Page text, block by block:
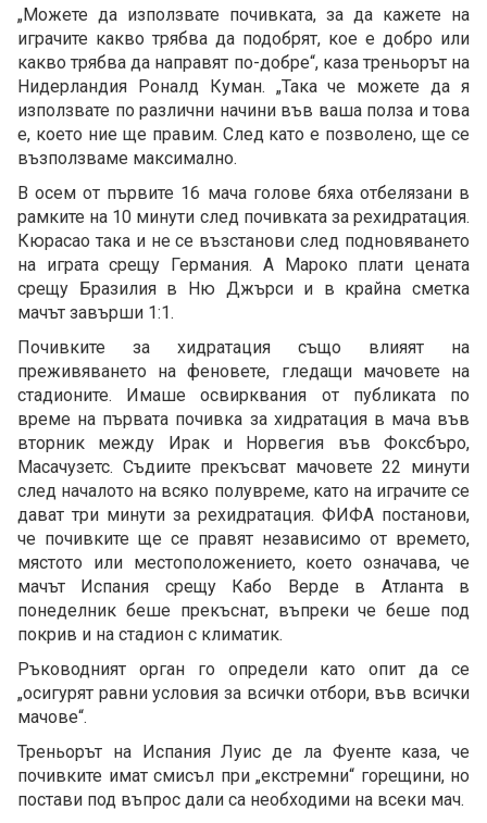
„Можете да използвате почивката, за да кажете на
играчите какво трябва да подобрят, кое е добро или
какво трябва да направят по-добре“, каза треньорът на
Нидерландия Роналд Куман. „Така че можете да я
използвате по различни начини във ваша полза и това
е, което ние ще правим. След като е позволено, ще се
възползваме максимално.
В осем от първите 16 мача голове бяха отбелязани в
рамките на 10 минути след почивката за рехидратация.
Кюрасао така и не се възстанови след подновяването
на играта срещу Германия. А Мароко плати цената
срещу Бразилия в Ню Джърси и в крайна сметка
мачът завърши 1:1.
Почивките за хидратация също влияят на
преживяването на феновете, гледащи мачовете на
стадионите. Имаше освирквания от публиката по
време на първата почивка за хидратация в мача във
вторник между Ирак и Норвегия във Фоксбъро,
Масачузетс. Съдиите прекъсват мачовете 22 минути
след началото на всяко полувреме, като на играчите се
дават три минути за рехидратация. ФИФА постанови,
че почивките ще се правят независимо от времето,
мястото или местоположението, което означава, че
мачът Испания срещу Кабо Верде в Атланта в
понеделник беше прекъснат, въпреки че беше под
покрив и на стадион с климатик.
Ръководният орган го определи като опит да се
„осигурят равни условия за всички отбори, във всички
мачове“.
Треньорът на Испания Луис де ла Фуенте каза, че
почивките имат смисъл при „екстремни“ горещини, но
постави под въпрос дали са необходими на всеки мач.